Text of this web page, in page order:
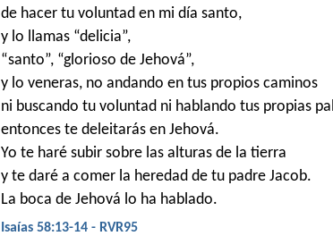
de hacer tu voluntad en mi día santo,
y lo llamas “delicia”,
“santo”, “glorioso de Jehová”,
y lo veneras, no andando en tus propios caminos
ni buscando tu voluntad ni hablando tus propias
entonces te deleitarás en Jehová.
Yo te haré subir sobre las alturas de la tierra
y te daré a comer la heredad de tu padre Jacob.
La boca de Jehová lo ha hablado.
Isaías 58:13-14 - RVR95